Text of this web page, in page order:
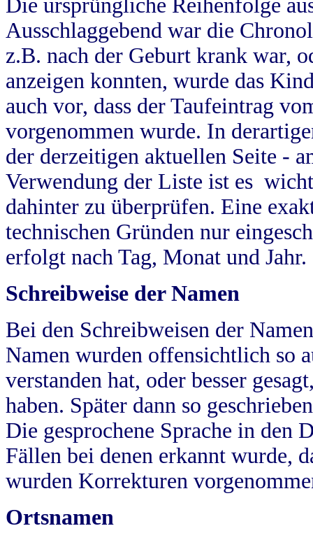
Die ursprüngliche Reihenfolge
Ausschlaggebend war die
z.B. nach der Geburt krank war,
anzeigen konnten, wurde das
auch vor, dass der Taufeintrag
vorgenommen wurde. In
der derzeitigen aktuellen Seite -
Verwendung der Liste ist es
dahinter zu überprüfen. Eine
technischen Gründen nur
erfolgt nach Tag, Monat und Jahr.
Schreibweise der Namen
Bei den Schreibweisen der
Namen wurden offensichtlich so
verstanden hat, oder besser
haben. Später dann so
Die gesprochene Sprache in
Fällen bei denen erkannt wurde,
wurden Korrekturen
Ortsnamen